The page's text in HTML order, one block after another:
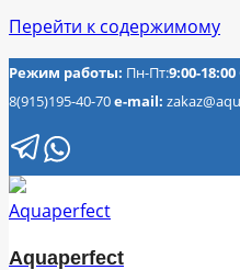
Перейти к содержимому
Режим работы: Пн-Пт:9:00-18:00
8(915)195-40-70e-mail:
Aquaperfect